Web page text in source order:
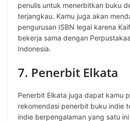
penulis untuk menerbitkan buku
terjangkau. Kamu juga akan
pengurusan ISBN legal karena
bekerja sama dengan
Indonesia.
7. Penerbit Elkata
Penerbit Elkata juga dapat kamu
rekomendasi penerbit buku indie
indie berpengalaman yang satu